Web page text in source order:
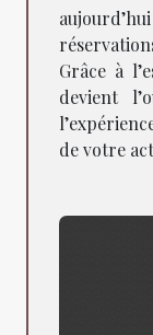
Grâce à
devient
de votre